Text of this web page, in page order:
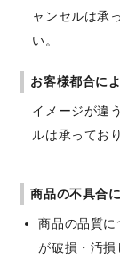
ャンセルは承
い。
お客様都合に
イメージが違
ルは承ってお
商品の不具合
商品の品質に
が破損・汚損